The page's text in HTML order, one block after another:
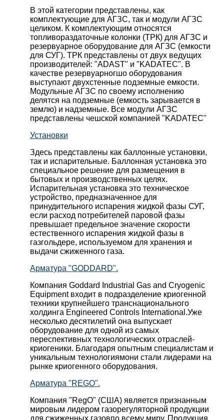
В этой категории представлены, как
комплектующие для АГЗС, так и модули АГЗС
целиком. К комплектующим относятся
топливораздаточные колонки (ТРК) для АГЗС и
резервуарное оборудование для АГЗС (емкости
для СУГ). ТРК представлены от двух ведущих
производителей: "ADAST" и "KADATEC". В
качестве резервуарногшо оборудования
выступают двухстенные подземные емкости.
Модульные АГЗС по своему исполнению
делятся на подземные (емкость зарывается в
землю) и надземные. Все модули АГЗС
представлены чешской компанией "KADATEC"
Установки
Здесь представлены как баллонные установки,
так и испарительные. Баллонная установка это
специальное решение для размещения в
бытовых и производственных целях.
Испарительная установка это техническое
устройство, предназначенное для
принудительного испарения жидкой фазы СУГ,
если расход потребителей паровой фазы
превышает предельное значение скорости
естественного испарения жидкой фазы в
газгольдере, используемом для хранения и
выдачи сжиженного газа.
Арматура "GODDARD".
Компания Goddard Industrial Gas and Cryogenic
Equipment входит в подразделение криогенной
техники крупнейшего транснационального
холдинга Engineered Controls International.Уже
несколько десятилетий она выпускает
оборудование для одной из самых
переспективных технологических отраслей-
криогеники. Благодаря опытным специалистам и
уникальным технологиямони стали лидерами на
рынке криогенного оборудования.
Арматура "REGO".
Компания "RegO" (США) является признанным
мировым лидером газорегуляторной продукции